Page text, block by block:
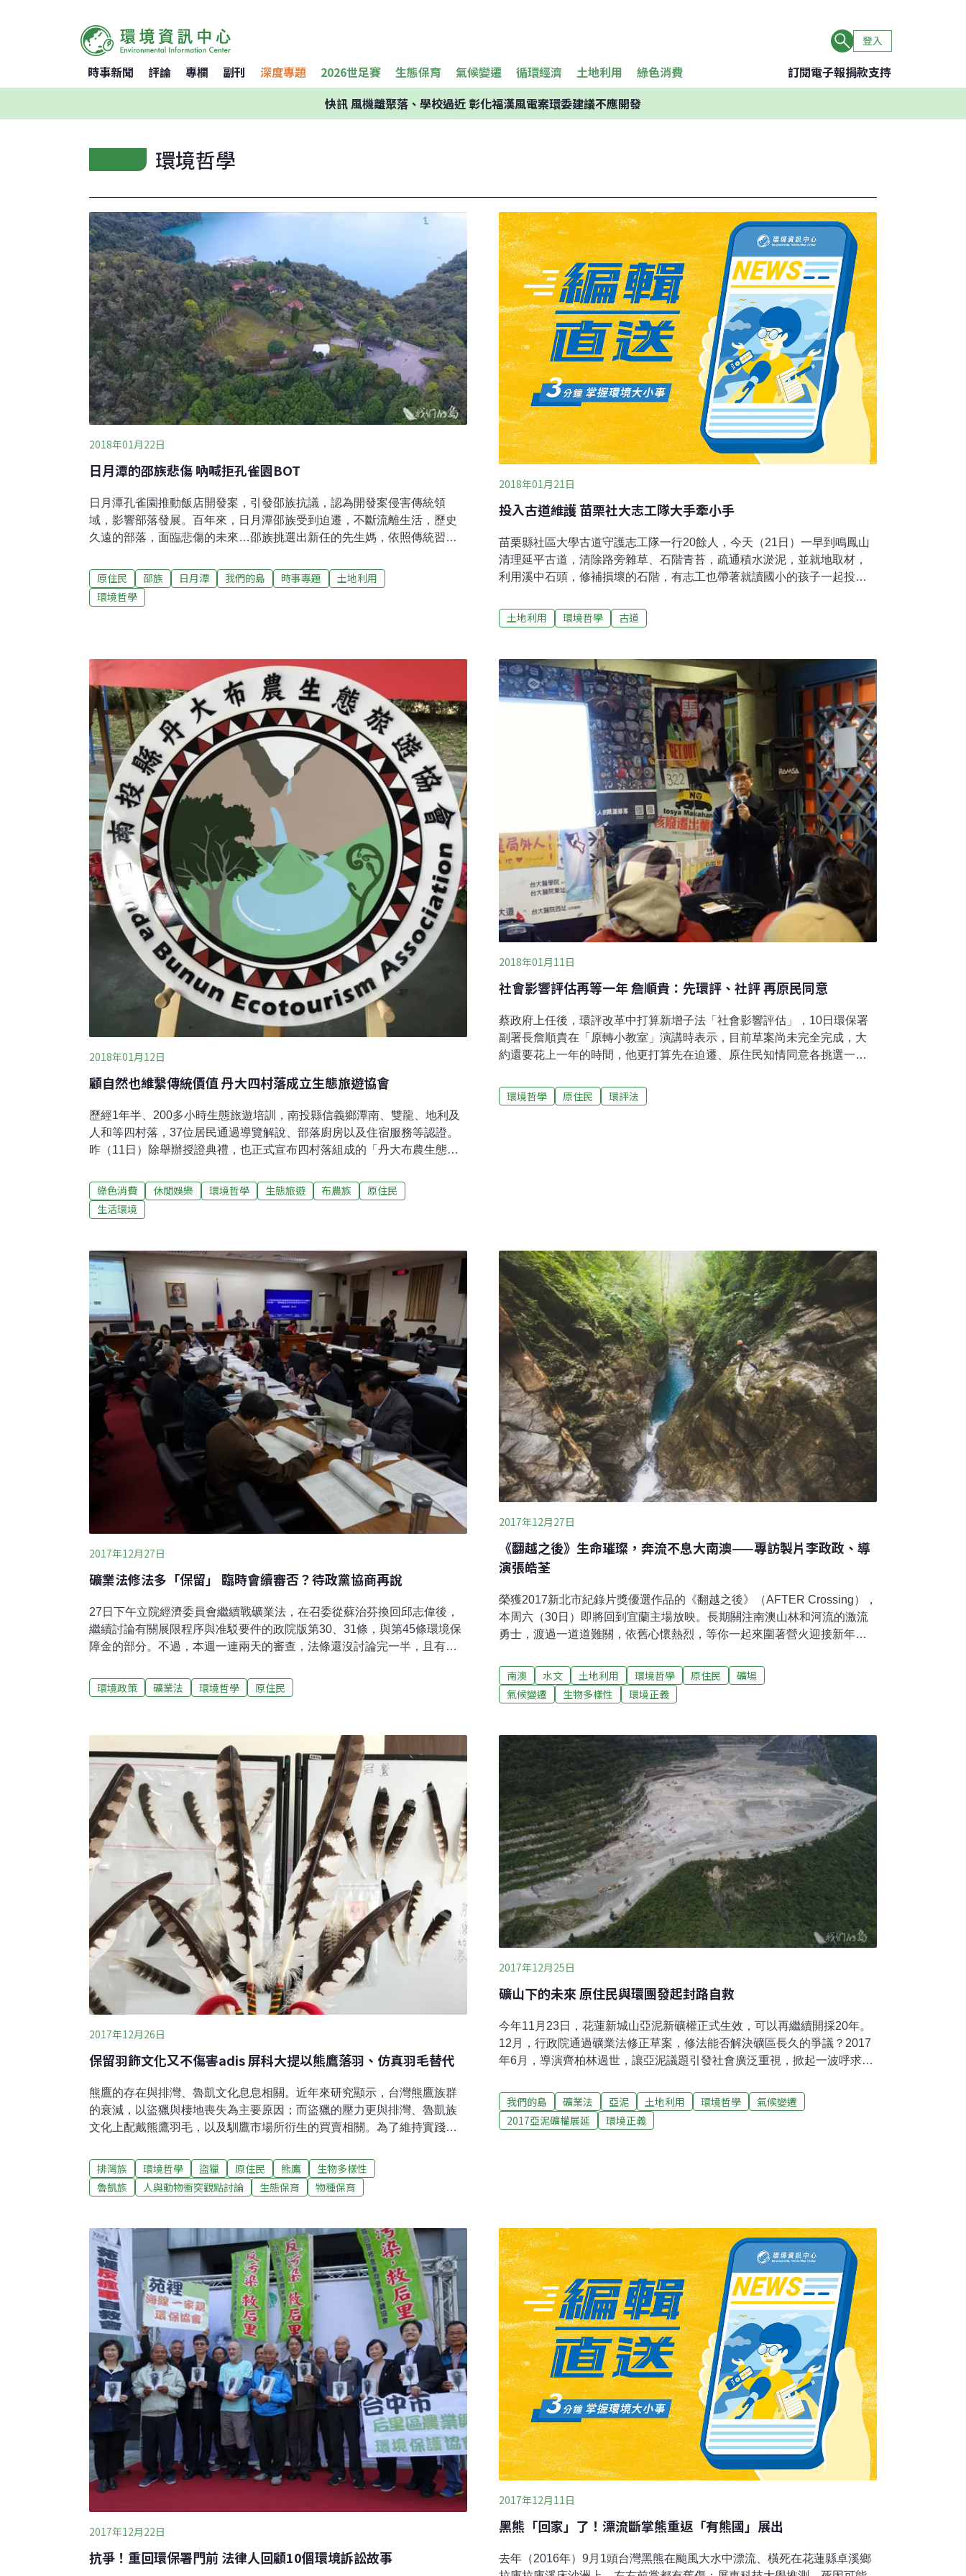
登入
時事新聞 評論 專欄 副刊 深度專題 2026世足賽 生態保育 氣候變遷 循環經濟 土地利用 綠色消費 訂閱電子報捐款支持
快訊風機離聚落、學校過近 彰化福漢風電案環委建議不應開發
環境哲學
2018年01月22日
日月潭的邵族悲傷 吶喊拒孔雀園BOT
日月潭孔雀園推動飯店開發案，引發邵族抗議，認為開發案侵害傳統領
域，影響部落發展。百年來，日月潭邵族受到迫遷，不斷流離生活，歷史
久遠的部落，面臨悲傷的未來…邵族挑選出新任的先生媽，依照傳統習
長期在日月潭周遭生活，傳承許多歷史深遠的祭典文化和傳統的生活技
藝。但是，失去土地成為邵族的最大危機。日月潭孔雀園，原本是縣府管
理的小型禽鳥公園，關閉後計畫以BOT方式，開發觀光飯店，引發邵族人
喊，拒絕孔雀園BOT。」南投縣政府表示，孔雀園推動飯店開發案，是為
了促進日月潭觀光發展，提供住宿空間。觀光處長王源鐘說明，「BOT案
的規模，土地可建築面積是1.6公頃，後面的公園也是1.6公頃，廠商承諾總
投資額是16億元。縣政府
原住民 邵族 日月潭 我們的島 時事專題
土地利用
環境哲學
2018年01月21日
投入古道維護 苗栗社大志工隊大手牽小手
苗栗縣社區大學古道守護志工隊一行20餘人，今天（21日）一早到鳴鳳山
清理延平古道，清除路旁雜草、石階青苔，疏通積水淤泥，並就地取材，
利用溪中石頭，修補損壞的石階，有志工也帶著就讀國小的孩子一起投入
護志工隊去年底經過將近3個月的培密集訓後成軍，今年開始分為清理維
護、自然觀察、人文歷史3組，於鳴鳳山推展古道守護工作，希望藉由志工
揮汗修補石階、刷除青苔、清理雜草、處理淤泥，幾位上山健行的民眾看
到，都向他們道謝，感謝他們對古道維護，無怨無悔的付出。
土地利用 環境哲學 古道
2018年01月12日
顧自然也維繫傳統價值 丹大四村落成立生態旅遊協會
歷經1年半、200多小時生態旅遊培訓，南投縣信義鄉潭南、雙龍、地利及
人和等四村落，37位居民通過導覽解說、部落廚房以及住宿服務等認證。
昨（11日）除舉辦授證典禮，也正式宣布四村落組成的「丹大布農生態旅
理之美。重複練習學到會 解說訓練串起失落的傳統知識「阿嬤會教將鬼針
草嚼成泥，貼到傷口上，但培訓過程認識過去祖先們對植物的利用，比家
人教得更多！」此次獲得解說導覽證書的田美玲是雙龍村人，雖已具備交
課程安排，仍在最後一刻報名受訓。過程中重新盤點部落資源，並透過學
者把在地文化歷史再說一次，讓他受益良多；而重視生態保育、部落文
化，以及社區回饋的態度，是將他這一輩人遺失的價值，銜接回來的機
會。他過去曾在外地製作拼布飾品販售，現在回部落重新檢視自己文化的
珍貴之處，並將這些元素放
綠色消費 休閒娛樂 環境哲學 生態旅遊 布農族
原住民
生活環境
2018年01月11日
社會影響評估再等一年 詹順貴：先環評、社評 再原民同意
蔡政府上任後，環評改革中打算新增子法「社會影響評估」，10日環保署
副署長詹順貴在「原轉小教室」演講時表示，目前草案尚未完全完成，大
約還要花上一年的時間，他更打算先在迫遷、原住民知情同意各挑選一例
環評，待調查完成，有更多相關資訊可參考後，「完全知情，才能知道如
何行使諮詢同意權。」詹順貴受邀前往原轉小教室演講「如何透過社會影
環境哲學 原住民 環評法
2017年12月27日
礦業法修法多「保留」 臨時會續審否？待政黨協商再說
27日下午立院經濟委員會繼續戰礦業法，在召委從蘇治芬換回邱志偉後，
繼續討論有關展限程序與准駁要件的政院版第30、31條，與第45條環境保
障金的部分。不過，本週一連兩天的審查，法條還沒討論完一半，且有大
偉強調，他在週一時已經承諾會有第二輪的討論，不會在沒有妥善討論完
的狀況下交礦業法送出委員會，讓爭議法案都政黨協商，否則只是累死院
處理，仍有待後續黨團協商，目前並無法確定。展限的部分，初步有共識
要將新增取得土地所有權人同意、土地開發許可審查、取得災害敏感區的
主管機關確認，與提出負起當地環境及勞工及社區整復轉型責任的關礦計
畫，若無符合，就應駁回申請。此外，原民立委孔文吉、鄭天財、高潞以
用等，輪番要求將原民知情同意的部分也加入第31條。雖然經濟部表示，
將在第43條之2處理原
環境政策 礦業法 環境哲學 原住民
2017年12月27日
《翻越之後》生命璀璨，奔流不息大南澳——專訪製片李政政、導
演張皓荃
榮獲2017新北市紀錄片獎優選作品的《翻越之後》（AFTER Crossing），
本周六（30日）即將回到宜蘭主場放映。長期關注南澳山林和河流的激流
勇士，渡過一道道難關，依舊心懷熱烈，等你一起來圍著營火迎接新年倒
《翻》製片，今年甫自研究所畢業，論文方向亦與礦場議題相關。一個專
業溯溪團隊轉進環境倡議且積極行動，不免引人好奇，他娓娓道來自己從
一個戶外運動者到投入田野研究的過程。從小跟爸爸一起在屏東三地門、
景，對原住民的認知也有限。大學就讀輔大英文系，他回憶，彼時民間商
業團多溯溪風氣蓬勃，高三到大一的兩年，還去戶外公司打工當實習教
練，大二擔任登山社社長，發覺社團少重視技術，個人便下定決心往溯溪
項目發展。「南北最大的差別是，南部地質灰黑色頁岩，溪水深綠如翡
翠，北部則多變質石灰
南澳 水文 土地利用 環境哲學 原住民
礦場
氣候變遷
生物多樣性 環境正義
2017年12月26日
保留羽飾文化又不傷害adis 屏科大提以熊鷹落羽、仿真羽毛替代
熊鷹的存在與排灣、魯凱文化息息相關。近年來研究顯示，台灣熊鷹族群
的衰減，以盜獵與棲地喪失為主要原因；而盜獵的壓力更與排灣、魯凱族
文化上配戴熊鷹羽毛，以及馴鷹市場所衍生的買賣相關。為了維持實踐傳
態研究室本月再度邀集排灣族各部落領袖（mamazangiljan）與會，除了討
論維持傳統文化並兼顧熊鷹保育，座談會中提出以自然落羽、仿真羽毛做
為替代方案，並首度展示仿真羽毛。仿真、自然落羽 可部份取代由孫元勳
代方案，作為族人配戴鷹羽的合法來源。「期望未來可以不要再花錢買羽
毛，任何能達到這理想的我們都會盡力去做。」熊鷹羽毛庫房的構想是收
集全台圈養或救傷收容的熊鷹自然更換的羽毛，供部落傳統上具有配戴熊
鷹羽毛資格的部落領袖申請。不過申請人資格認定、申請時機和流程等細
節，仍需要各部落
排灣族 環境哲學 盜獵 原住民 熊鷹
生物多樣性
魯凱族
人與動物衝突觀點討論 生態保育 物種保育
2017年12月25日
礦山下的未來 原住民與環團發起封路自救
今年11月23日，花蓮新城山亞泥新礦權正式生效，可以再繼續開採20年。
12月，行政院通過礦業法修正草案，修法能否解決礦區長久的爭議？2017
年6月，導演齊柏林過世，讓亞泥議題引發社會廣泛重視，掀起一波呼求環
展限，但行政院認為，展限沒有違法，將訴願駁回。另一方面，監察委員
孫大川與林雅鋒，也對亞泥展限案著手調查，10月中，監察院對經濟部和
花蓮縣政府提出糾正，認為「經濟部忽視土石流潛勢溪流的潛在災害，有
下方，感受到的
我們的島 礦業法 亞泥 土地利用 環境哲學
氣候變遷
2017亞泥礦權展延
環境正義
2017年12月22日
抗爭！重回環保署門前 法律人回顧10個環境訴訟故事
2017年12月11日
黑熊「回家」了！漂流斷掌熊重返「有熊國」展出
去年（2016年）9月1頭台灣黑熊在颱風大水中漂流、橫死在花蓮縣卓溪鄉